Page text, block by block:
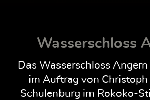
Wasserschloss
Das Wasserschloss
im Auftrag von Christoph
Schulenburg im Rokoko-